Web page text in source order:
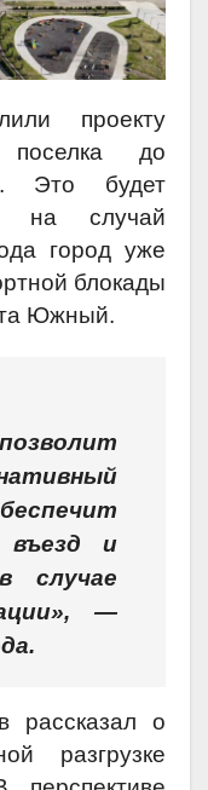
проекту
до
Это будет
на случай
город уже
блокады
Южный.
въезд и
случае
—
рассказал о
разгрузке